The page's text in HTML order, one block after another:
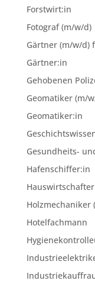
Forstwirt:in
Fotograf (m/w/d)
Gärtner (m/w/d)
Gärtner:in
Gehobenen
Geomatiker (m/
Geomatiker:in
Gesundheits-
Hafenschiffer:in
Holzmechaniker
Hotelfachmann